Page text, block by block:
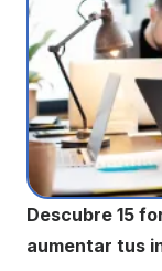
Descubre 15
aumentar tus